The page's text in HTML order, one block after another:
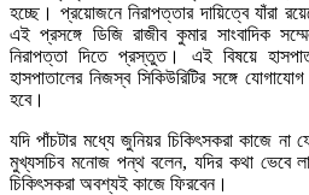
হচ্ছে। প্রয়োজনে নিরাপত্তার দায়িত্বে যাঁরা
এই প্রসঙ্গে ডিজি রাজীব কুমার সাংবাদিক
নিরাপত্তা দিতে প্রস্তুত। এই বিষয়ে
হাসপাতালের নিজস্ব সিকিউরিটির সঙ্গে
হবে।
যদি পাঁচটার মধ্যে জুনিয়র চিকিৎসকরা কাজে
মুখ্যসচিব মনোজ পন্থ বলেন, যদির কথা ভেবে
চিকিৎসকরা অবশ্যই কাজে ফিরবেন।